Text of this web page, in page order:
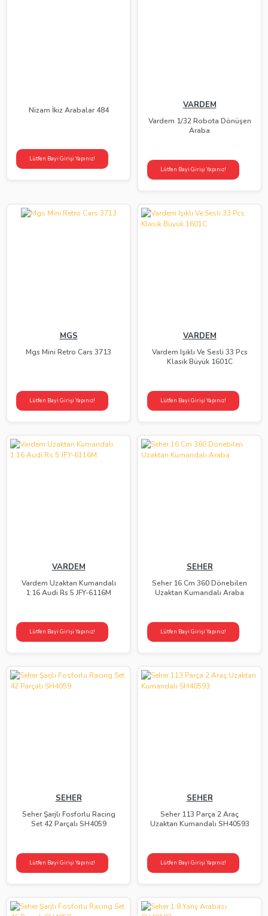
Nizam İkiz Arabalar 484
Lütfen Bayi Girişi Yapınız!
VARDEM
Vardem 1/32 Robota Dönüşen
Araba
Lütfen Bayi Girişi Yapınız!
MGS
Mgs Mini Retro Cars 3713
Lütfen Bayi Girişi Yapınız!
VARDEM
Vardem Işıklı Ve Sesli 33 Pcs
Klasik Büyük 1601C
Lütfen Bayi Girişi Yapınız!
VARDEM
Vardem Uzaktan Kumandalı
1:16 Audi Rs 5 JFY-6116M
Lütfen Bayi Girişi Yapınız!
SEHER
Seher 16 Cm 360 Dönebilen
Uzaktan Kumandalı Araba
Lütfen Bayi Girişi Yapınız!
SEHER
Seher Şarjlı Fosforlu Racing
Set 42 Parçalı SH4059
Lütfen Bayi Girişi Yapınız!
SEHER
Seher 113 Parça 2 Araç
Uzaktan Kumandalı SH40593
Lütfen Bayi Girişi Yapınız!